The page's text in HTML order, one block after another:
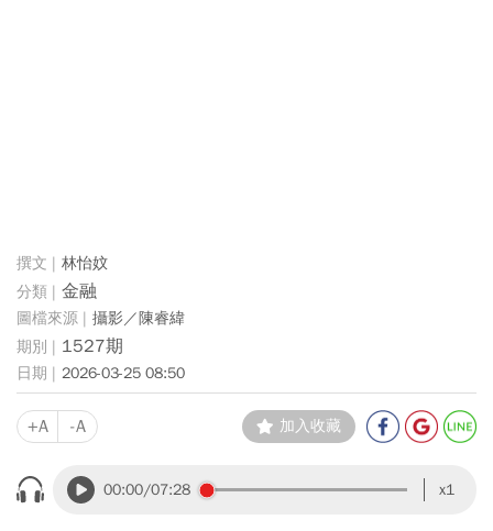
林怡妏
金融
攝影／陳睿緯
1527期
2026-03-25 08:50
+A -A 加入收藏
00:00/07:28 x1